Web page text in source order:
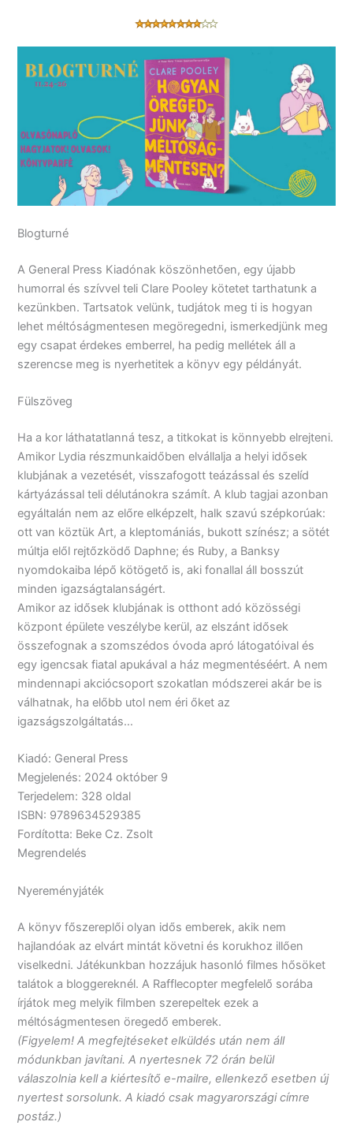
Blogturné
A General Press Kiadónak köszönhetően, egy újabb
humorral és szívvel teli Clare Pooley kötetet tarthatunk a
kezünkben. Tartsatok velünk, tudjátok meg ti is hogyan
lehet méltóságmentesen megöregedni, ismerkedjünk meg
egy csapat érdekes emberrel, ha pedig mellétek áll a
szerencse meg is nyerhetitek a könyv egy példányát.
Fülszöveg
Ha a kor láthatatlanná tesz, a titkokat is könnyebb elrejteni.
Amikor Lydia részmunkaidőben elvállalja a helyi idősek
klubjának a vezetését, visszafogott teázással és szelíd
kártyázással teli délutánokra számít. A klub tagjai azonban
egyáltalán nem az előre elképzelt, halk szavú szépkorúak:
ott van köztük Art, a kleptomániás, bukott színész; a sötét
múltja elől rejtőzködő Daphne; és Ruby, a Banksy
nyomdokaiba lépő kötögető is, aki fonallal áll bosszút
minden igazságtalanságért.
Amikor az idősek klubjának is otthont adó közösségi
központ épülete veszélybe kerül, az elszánt idősek
összefognak a szomszédos óvoda apró látogatóival és
egy igencsak fiatal apukával a ház megmentéséért. A nem
mindennapi akciócsoport szokatlan módszerei akár be is
válhatnak, ha előbb utol nem éri őket az
igazságszolgáltatás…
Kiadó: General Press
Megjelenés: 2024 október 9
Terjedelem: 328 oldal
ISBN: 9789634529385
Fordította: Beke Cz. Zsolt
Megrendelés
Nyereményjáték
A könyv főszereplői olyan idős emberek, akik nem
hajlandóak az elvárt mintát követni és korukhoz illően
viselkedni. Játékunkban hozzájuk hasonló filmes hősöket
talátok a bloggereknél. A Rafflecopter megfelelő sorába
írjátok meg melyik filmben szerepeltek ezek a
méltóságmentesen öregedő emberek.
(Figyelem! A megfejtéseket elküldés után nem áll
módunkban javítani. A nyertesnek 72 órán belül
válaszolnia kell a kiértesítő e-mailre, ellenkező esetben új
nyertest sorsolunk. A kiadó csak magyarországi címre
postáz.)